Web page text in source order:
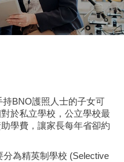
BNO護照人士的子女可
於私立學校，公立學校最
學費，讓家長每年省卻約
為精英制學校 (Selective